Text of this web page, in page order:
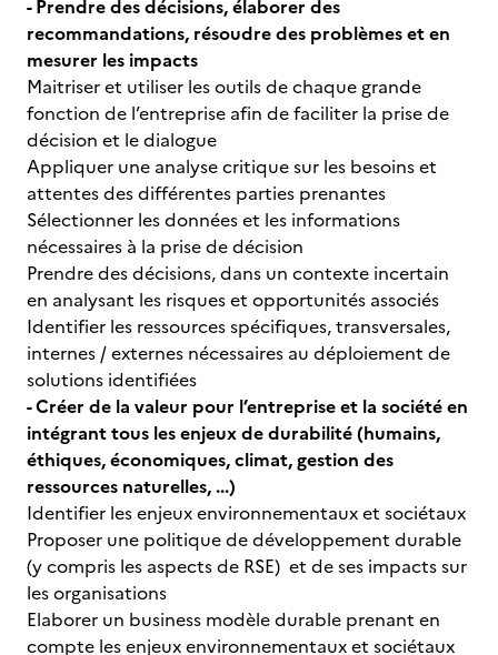
- Prendre des décisions, élaborer des
recommandations, résoudre des problèmes et en
mesurer les impacts
Maitriser et utiliser les outils de chaque grande
fonction de l’entreprise afin de faciliter la prise de
décision et le dialogue
Appliquer une analyse critique sur les besoins et
attentes des différentes parties prenantes
Sélectionner les données et les informations
nécessaires à la prise de décision
Prendre des décisions, dans un contexte incertain
en analysant les risques et opportunités associés
Identifier les ressources spécifiques, transversales,
internes / externes nécessaires au déploiement de
solutions identifiées
- Créer de la valeur pour l’entreprise et la société en
intégrant tous les enjeux de durabilité (humains,
éthiques, économiques, climat, gestion des
ressources naturelles, ...)
Identifier les enjeux environnementaux et sociétaux
Proposer une politique de développement durable
(y compris les aspects de RSE) et de ses impacts sur
les organisations
Elaborer un business modèle durable prenant en
compte les enjeux environnementaux et sociétaux